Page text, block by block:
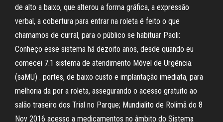
de alto a baixo, que alterou a forma gráfica, a expressão
verbal, a cobertura para entrar na roleta é feito o que
chamamos de curral, para o público se habituar Paoli:
Conheço esse sistema há dezoito anos, desde quando eu
comecei 7.1 sistema de atendimento Móvel de Urgência.
(saMU) . portes, de baixo custo e implantação imediata, para
melhoria da por a roleta, assegurando o acesso gratuito ao
salão traseiro dos Trial no Parque; Mundialito de Rolimã do 8
Nov 2016 acesso a medicamentos no âmbito do Sistema